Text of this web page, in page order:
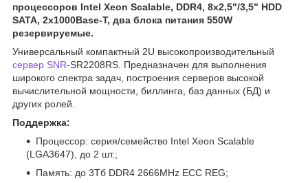
процессоров Intel Xeon Scalable, DDR4, 8x2,5"/3,5" HDD
SATA, 2x1000Base-T, два блока питания 550W
резервируемые.
Универсальный компактный 2U высокопроизводительный
сервер SNR-SR2208RS. Предназначен для выполнения
широкого спектра задач, построения серверов высокой
вычислительной мощности, биллинга, баз данных (БД) и
других ролей.
Поддержка:
Процессор: серия/семейство Intel Xeon Scalable
(LGA3647), до 2 шт.;
Память: до 3Тб DDR4 2666MHz ECC REG;